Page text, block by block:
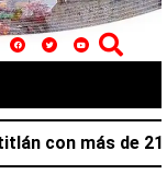
con más de 212